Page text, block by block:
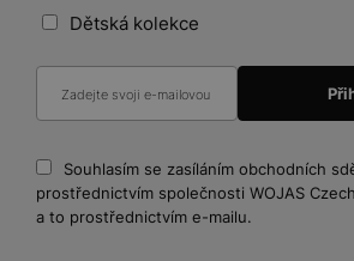
Dětská kolekce
Souhlasím se zasíláním obchodních
prostřednictvím společnosti WOJAS
a to prostřednictvím e-mailu.